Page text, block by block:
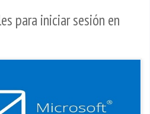
para iniciar sesión en